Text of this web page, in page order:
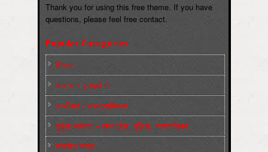
Thank you for using this free theme. If you have
questions, please feel free contact.
Popular Categories
Slider
कारख़ाना इलाक़ों से
फ़ासीवाद / साम्‍प्रदायिकता
बुर्जुआ जनवाद – दमन तंत्र, पुलिस, न्‍यायपालिका
संघर्षरत जनता